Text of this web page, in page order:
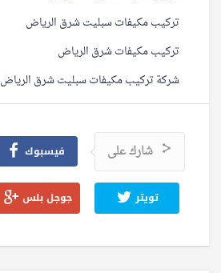
تركيب مكيفات سبليت شرق الرياض
تركيب مكيفات شرق الرياض
شركة تركيب مكيفات سبليت شرق الرياض
شارك على فيسبوك
تويتر جوجل بلس